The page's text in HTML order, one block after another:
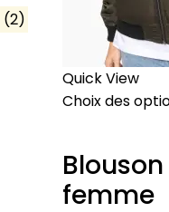
(2)
Quick View
Choix des
femme